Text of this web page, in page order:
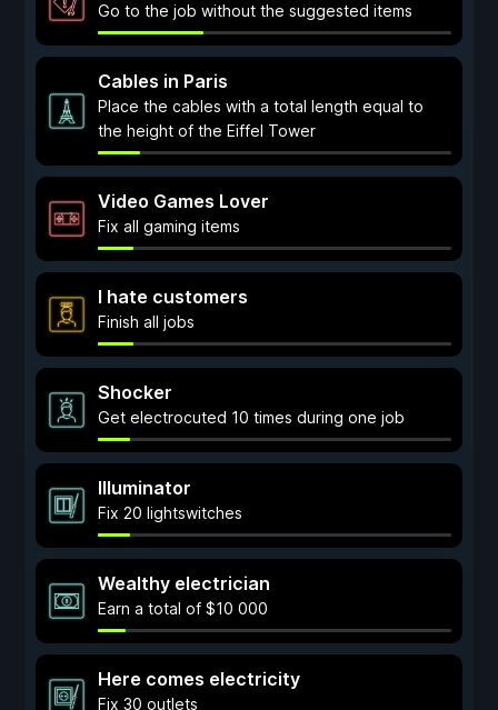
Go to the job without the suggested items
Cables in Paris
Place the cables with a total length equal to
the height of the Eiffel Tower
Video Games Lover
Fix all gaming items
I hate customers
Finish all jobs
Shocker
Get electrocuted 10 times during one job
Illuminator
Fix 20 lightswitches
Wealthy electrician
Earn a total of $10 000
Here comes electricity
Fix 30 outlets